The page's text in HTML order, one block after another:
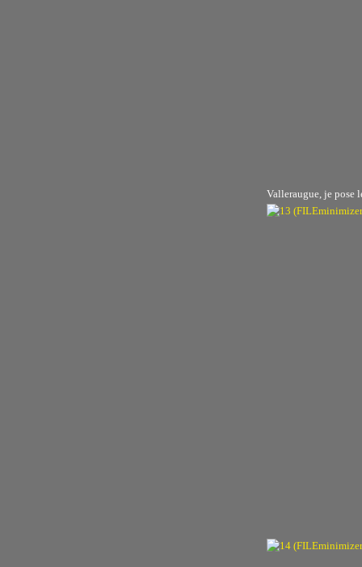
Valleraugue, je pose